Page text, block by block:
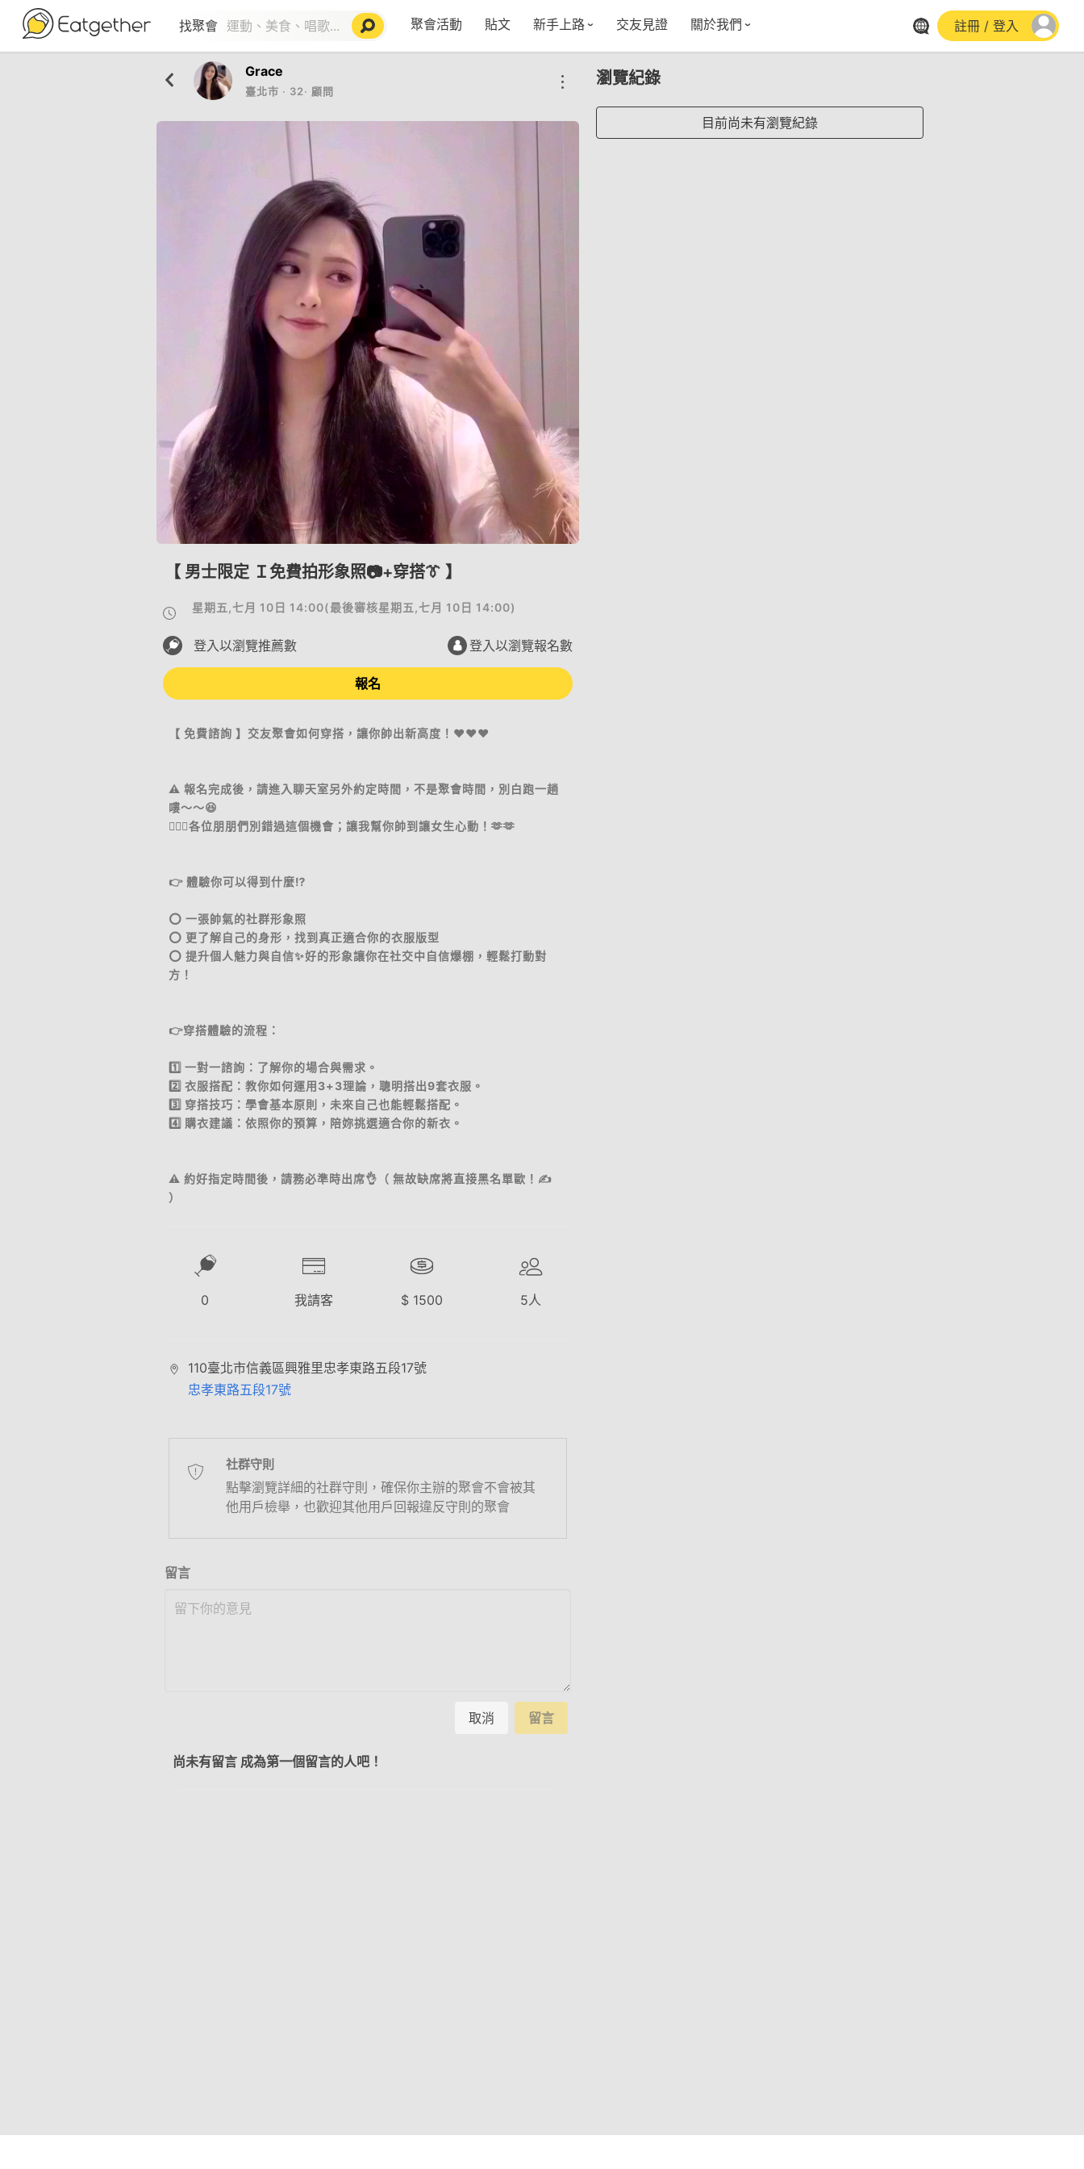
找聚會 聚會活動 貼文 新手上路
五大功能
VIP獨享
使用者指南
如何報名/舉辦聚會
聚會主題推薦
交友見證 關於我們
instagram
註冊 / 登入
Grace
臺北市 ‧ 32‧ 顧問
【 男士限定 Ｉ免費拍形象照📷+穿搭👔 】
星期五,七月 10日 14:00(最後審核星期五,七月 10日 14:00)
登入以瀏覽推薦數 登入以瀏覽報名數
報名
【 免費諮詢 】交友聚會如何穿搭，讓你帥出新高度！❤️❤️❤️
⚠️ 報名完成後，請進入聊天室另外約定時間，不是聚會時間，別白跑一趟
嘍～～😆
🙆🏻‍♂️各位朋朋們別錯過這個機會；讓我幫你帥到讓女生心動！🫶🫶
👉 體驗你可以得到什麼⁉️
⭕️ 一張帥氣的社群形象照
⭕️ 更了解自己的身形，找到真正適合你的衣服版型
⭕️ 提升個人魅力與自信✨好的形象讓你在社交中自信爆棚，輕鬆打動對
方！
👉穿搭體驗的流程：
1️⃣ 一對一諮詢：了解你的場合與需求。
2️⃣ 衣服搭配：教你如何運用3+3理論，聰明搭出9套衣服。
3️⃣ 穿搭技巧：學會基本原則，未來自己也能輕鬆搭配。
4️⃣ 購衣建議：依照你的預算，陪妳挑選適合你的新衣。
⚠️ 約好指定時間後，請務必準時出席👌（ 無故缺席將直接黑名單歐！✍️
）
0 我請客 $ 1500 5人
110臺北市信義區興雅里忠孝東路五段17號
忠孝東路五段17號
社群守則
點擊瀏覽詳細的社群守則，確保你主辦的聚會不會被其
他用戶檢舉，也歡迎其他用戶回報違反守則的聚會
留言
取消 留言
尚未有留言 成為第一個留言的人吧！
瀏覽紀錄
目前尚未有瀏覽紀錄